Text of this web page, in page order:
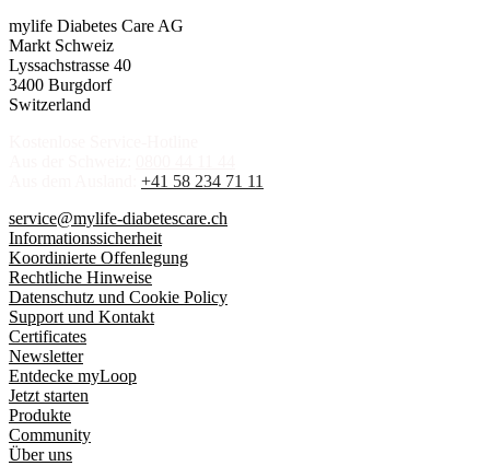
mylife Diabetes Care AG
Markt Schweiz
Lyssachstrasse 40
3400 Burgdorf
Switzerland
+41 58 234 71 11
service@mylife-diabetescare.ch
Informationssicherheit
Koordinierte Offenlegung
Rechtliche Hinweise
Datenschutz und Cookie Policy
Support und Kontakt
Certificates
Newsletter
Entdecke myLoop
Jetzt starten
Produkte
Community
Über uns